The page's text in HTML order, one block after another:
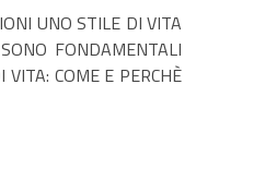
UNO STILE DI VITA
FONDAMENTALI
COME E PERCHÈ